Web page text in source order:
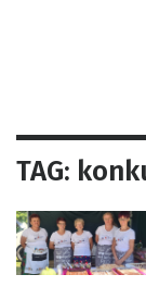
TAG: